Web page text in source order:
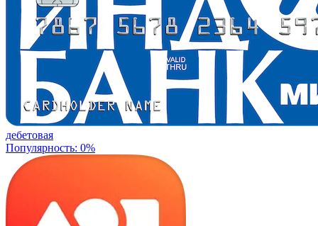
дебетовая
Популярность: 0%